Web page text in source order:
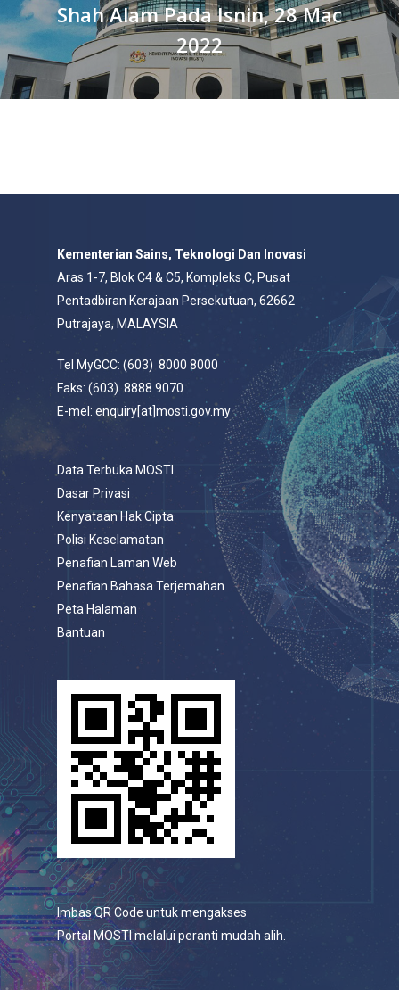
Shah Alam Pada Isnin, 28 Mac
2022
Kementerian Sains, Teknologi Dan Inovasi
Aras 1-7, Blok C4 & C5, Kompleks C, Pusat
Pentadbiran Kerajaan Persekutuan, 62662
Putrajaya, MALAYSIA
Tel MyGCC: (603) 8000 8000
Faks: (603) 8888 9070
E-mel: enquiry[at]mosti.gov.my
Data Terbuka MOSTI
Dasar Privasi
Kenyataan Hak Cipta
Polisi Keselamatan
Penafian Laman Web
Penafian Bahasa Terjemahan
Peta Halaman
Bantuan
Imbas QR Code untuk mengakses
Portal MOSTI melalui peranti mudah alih.